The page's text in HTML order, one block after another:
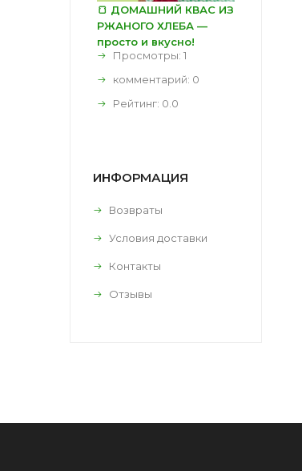
🍞 ДОМАШНИЙ КВАС ИЗ
РЖАНОГО ХЛЕБА —
просто и вкусно!
Просмотры: 1
комментарий: 0
Рейтинг: 0.0
ИНФОРМАЦИЯ
Возвраты
Условия доставки
Контакты
Отзывы